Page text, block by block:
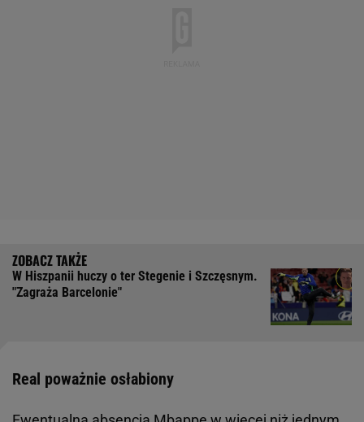
W Hiszpanii huczy o ter Stegenie i Szczęsnym.
"Zagraża Barcelonie"
Real poważnie osłabiony